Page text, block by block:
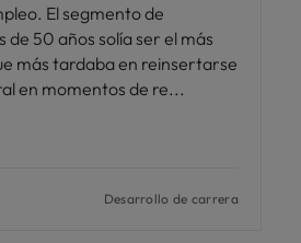
El segmento de
de 50 años solía ser el más
más tardaba en reinsertarse
en momentos de re
Desarrollo de carrera